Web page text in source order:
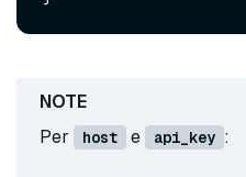
Per host e api_key :